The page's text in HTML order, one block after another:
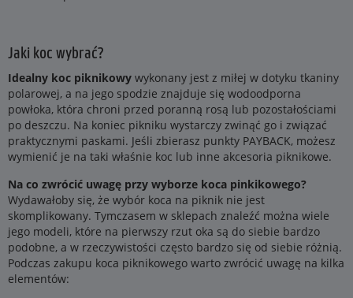
Jaki koc wybrać?
Idealny koc piknikowy wykonany jest z miłej w dotyku tkaniny
polarowej, a na jego spodzie znajduje się wodoodporna
powłoka, która chroni przed poranną rosą lub pozostałościami
po deszczu. Na koniec pikniku wystarczy zwinąć go i związać
praktycznymi paskami. Jeśli zbierasz punkty PAYBACK, możesz
wymienić je na taki właśnie koc lub inne akcesoria piknikowe.
Na co zwrócić uwagę przy wyborze koca pinkikowego?
Wydawałoby się, że wybór koca na piknik nie jest
skomplikowany. Tymczasem w sklepach znaleźć można wiele
jego modeli, które na pierwszy rzut oka są do siebie bardzo
podobne, a w rzeczywistości często bardzo się od siebie różnią.
Podczas zakupu koca piknikowego warto zwrócić uwagę na kilka
elementów: